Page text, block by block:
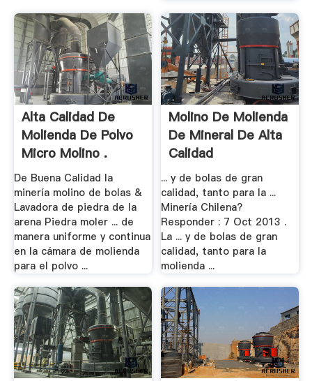
Alta Calidad De
Molienda De Polvo
Micro Molino .
De Buena Calidad la
minería molino de bolas &
Lavadora de piedra de la
arena Piedra moler ... de
manera uniforme y continua
en la cámara de molienda
para el polvo ...
Molino De Molienda
De Mineral De Alta
Calidad
... y de bolas de gran
calidad, tanto para la ...
Minería Chilena?
Responder : 7 Oct 2013 .
La ... y de bolas de gran
calidad, tanto para la
molienda ...